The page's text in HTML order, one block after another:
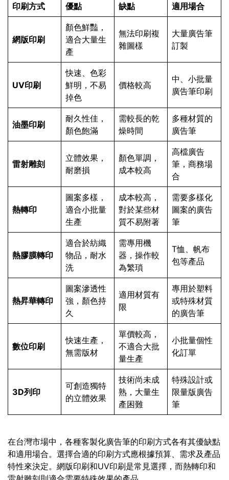
印刷方式 優點 缺點 適用場合
網版印刷
顏色鮮豔，
適合大量生
產
無法印刷複
雜圖樣
大量廣告筆
訂製
UV印刷
快速、色彩
鮮明，不易
掉色
價格較高
中、小批量
廣告筆印刷
油墨印刷
耐久性佳，
顏色飽滿
需較長的乾
燥時間
多種材質的
廣告筆
雷射雕刻
立體效果，
耐磨損
顏色單調，
成本較高
高檔廣告
筆，商務場
合
熱轉印
圖案多樣，
適合小批量
生產
成本較高，
對於某些材
質不易附著
需要多樣化
圖案的廣告
筆
熱膠膜轉印
適合於紡織
物品，耐水
洗
需專用機
器，操作較
為繁瑣
T恤、帆布
包等產品
熱昇華轉印
圖案滲透性
強，顏色持
久
適用材質有
限
專用於塑料
或特殊材質
的廣告筆
數位印刷
快速生產，
無需版材
單價較高，
不適合大批
量生產
小批量個性
化訂單
3D列印
可創造獨特
的立體效果
技術尚未成
熟，大量生
產困難
特殊設計或
限量版廣告
筆
在台灣市場中，各種客製化廣告筆的印刷方式各有其優缺點
和適用場合。選擇合適的印刷方式應根據預算、需求及產品
特性來決定。網版印刷和UV印刷是常見選擇，而熱轉印和